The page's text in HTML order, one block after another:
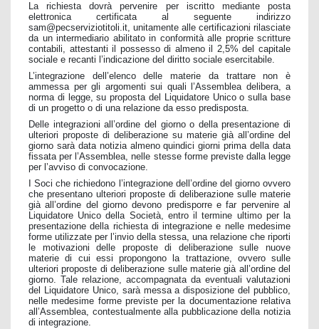
La richiesta dovrà pervenire per iscritto mediante posta
elettronica certificata al seguente indirizzo
sam@pecserviziotitoli.it, unitamente alle certificazioni rilasciate
da un intermediario abilitato in conformità alle proprie scritture
contabili, attestanti il possesso di almeno il 2,5% del capitale
sociale e recanti l’indicazione del diritto sociale esercitabile.
L’integrazione dell’elenco delle materie da trattare non è
ammessa per gli argomenti sui quali l’Assemblea delibera, a
norma di legge, su proposta del Liquidatore Unico o sulla base
di un progetto o di una relazione da esso predisposta.
Delle integrazioni all’ordine del giorno o della presentazione di
ulteriori proposte di deliberazione su materie già all’ordine del
giorno sarà data notizia almeno quindici giorni prima della data
fissata per l’Assemblea, nelle stesse forme previste dalla legge
per l’avviso di convocazione.
I Soci che richiedono l’integrazione dell’ordine del giorno ovvero
che presentano ulteriori proposte di deliberazione sulle materie
già all’ordine del giorno devono predisporre e far pervenire al
Liquidatore Unico della Società, entro il termine ultimo per la
presentazione della richiesta di integrazione e nelle medesime
forme utilizzate per l’invio della stessa, una relazione che riporti
le motivazioni delle proposte di deliberazione sulle nuove
materie di cui essi propongono la trattazione, ovvero sulle
ulteriori proposte di deliberazione sulle materie già all’ordine del
giorno. Tale relazione, accompagnata da eventuali valutazioni
del Liquidatore Unico, sarà messa a disposizione del pubblico,
nelle medesime forme previste per la documentazione relativa
all’Assemblea, contestualmente alla pubblicazione della notizia
di integrazione.